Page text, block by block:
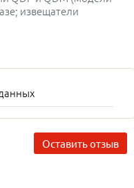
извещатели
Оставить отзыв